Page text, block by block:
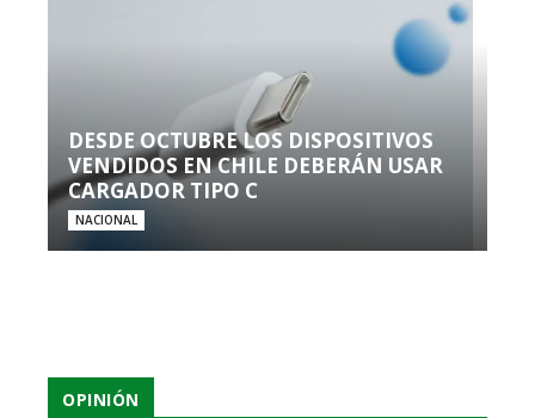
DESDE OCTUBRE LOS DISPOSITIVOS
VENDIDOS EN CHILE DEBERÁN USAR
CARGADOR TIPO C
NACIONAL
OPINIÓN